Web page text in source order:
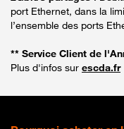
port Ethernet, dans la
l’ensemble des ports
** Service Client de
Plus d'infos sur escda.fr